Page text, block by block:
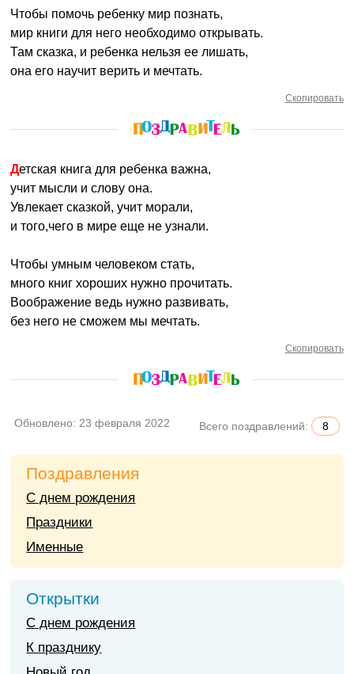
Чтобы помочь ребенку мир познать,
мир книги для него необходимо открывать.
Там сказка, и ребенка нельзя ее лишать,
она его научит верить и мечтать.
Скопировать
Детская книга для ребенка важна,
учит мысли и слову она.
Увлекает сказкой, учит морали,
и того,чего в мире еще не узнали.
Чтобы умным человеком стать,
много книг хороших нужно прочитать.
Воображение ведь нужно развивать,
без него не сможем мы мечтать.
Скопировать
Обновлено: 23 февраля 2022 Всего поздравлений: 8
Поздравления
С днем рождения
Праздники
Именные
Открытки
С днем рождения
К празднику